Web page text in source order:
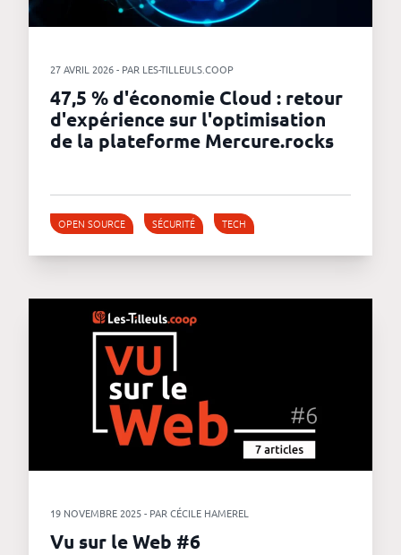
27 AVRIL 2026 - PAR LES-TILLEULS.COOP
47,5 % d'économie Cloud : retour
d'expérience sur l'optimisation
de la plateforme Mercure.rocks
OPEN SOURCE SÉCURITÉ TECH
19 NOVEMBRE 2025 - PAR CÉCILE HAMEREL
Vu sur le Web #6